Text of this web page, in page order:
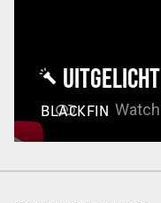
UITGELICHT
BLACKFIN